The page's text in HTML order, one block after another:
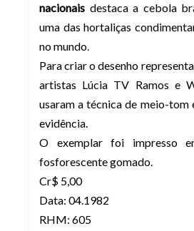
nacionais destaca a cebola
uma das hortaliças
no mundo.
Para criar o desenho
artistas Lúcia TV Ramos e
usaram a técnica de meio-tom
evidência.
O exemplar foi impresso
fosforescente gomado.
Cr$ 5,00
Data: 04.1982
RHM: 605